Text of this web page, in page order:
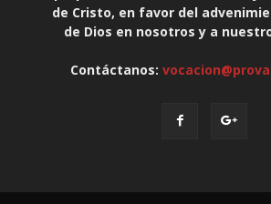
de Cristo, en favor del
de Dios en nosotros y a
Contáctanos: